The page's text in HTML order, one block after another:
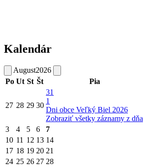
Kalendár
August2026
Po Ut St Št Pia
27 28 29 30
31
1
Dni obce Veľký Biel 2026
Zobraziť všetky záznamy z dňa
3 4 5 6 7
10 11 12 13 14
17 18 19 20 21
24 25 26 27 28